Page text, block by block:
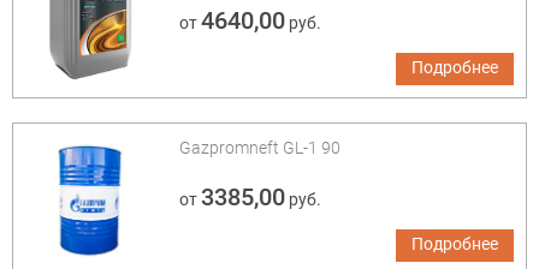
от4640,00руб.
Подробнее
Gazpromneft GL-1 90
от3385,00руб.
Подробнее